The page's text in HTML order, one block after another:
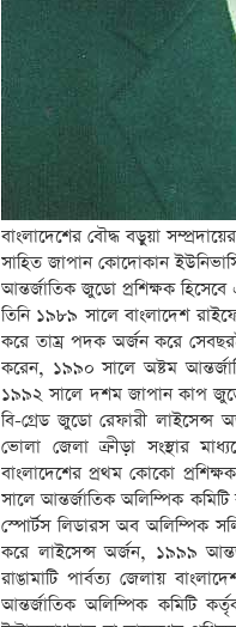
বাংলাদেশের বৌদ্ধ বড়ুয়া
সাহিত জাপান কোদোকান
আন্তর্জাতিক জুডো প্রশিক্ষক হিসেবে
তিনি ১৯৮৯ সালে বাংলাদেশ
করে তাম্র পদক অর্জন করে
করেন, ১৯৯০ সালে অষ্টম
১৯৯২ সালে দশম জাপান কাপ
বি-গ্রেড জুডো রেফারী
ভোলা জেলা ক্রীড়া সংস্থার
বাংলাদেশের প্রথম কোকো
সালে আন্তর্জাতিক অলিম্পিক
স্পোর্টস লিডারস অব অলিম্পিক
করে লাইসেন্স অর্জন, ১৯৯৯
রাঙামাটি পার্বত্য জেলায়
আন্তর্জাতিক অলিম্পিক কমিটি